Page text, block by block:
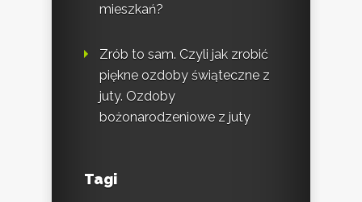
mieszkań?
Zrób to sam. Czyli jak zrobić
piękne ozdoby świąteczne z
juty. Ozdoby
bożonarodzeniowe z juty
Tagi